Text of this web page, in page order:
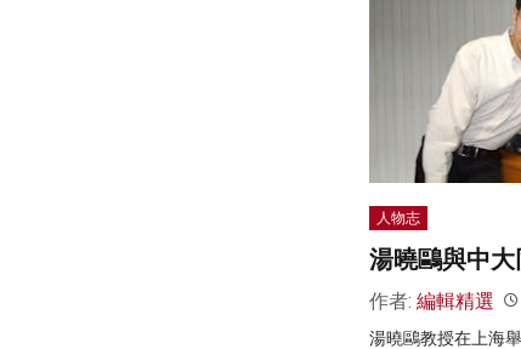
人物志
湯曉鷗與中
作者: 編輯精選
湯曉鷗教授在上海